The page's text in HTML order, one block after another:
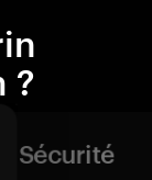
?
Sécurité